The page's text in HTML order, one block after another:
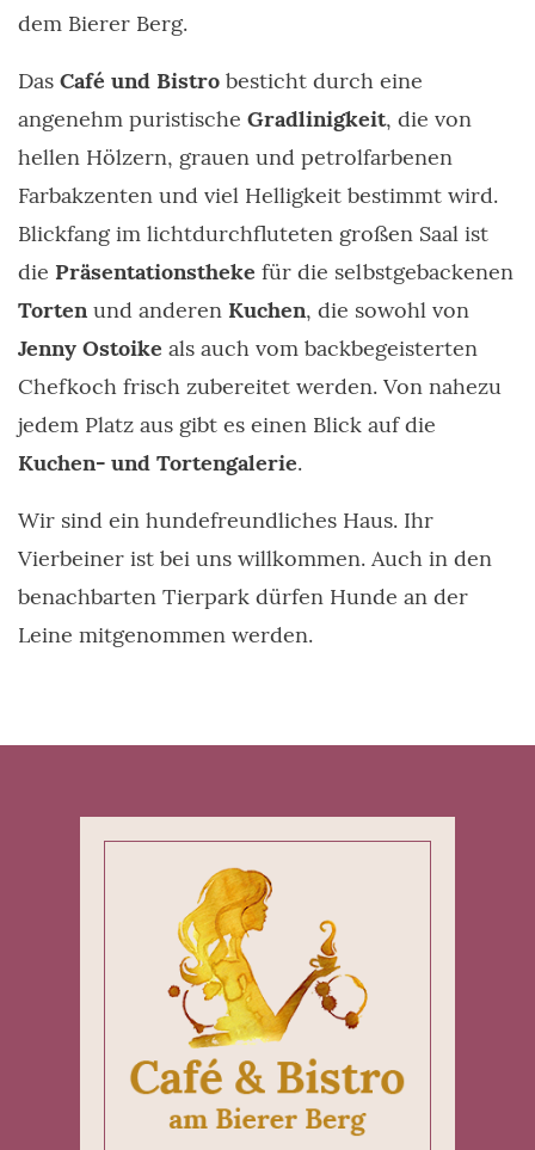
dem Bierer Berg.
Das Café und Bistro besticht durch eine
angenehm puristische Gradlinigkeit, die von
hellen Hölzern, grauen und petrolfarbenen
Farbakzenten und viel Helligkeit bestimmt wird.
Blickfang im lichtdurchfluteten großen Saal ist
die Präsentationstheke für die selbstgebackenen
Torten und anderen Kuchen, die sowohl von
Jenny Ostoike als auch vom backbegeisterten
Chefkoch frisch zubereitet werden. Von nahezu
jedem Platz aus gibt es einen Blick auf die
Kuchen- und Tortengalerie.
Wir sind ein hundefreundliches Haus. Ihr
Vierbeiner ist bei uns willkommen. Auch in den
benachbarten Tierpark dürfen Hunde an der
Leine mitgenommen werden.